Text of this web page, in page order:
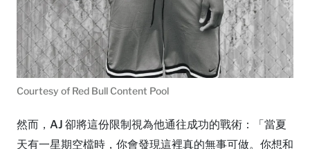
Courtesy of Red Bull Content Pool
然而，AJ 卻將這份限制視為他通往成功的戰術：「當夏
天有一星期空檔時，你會發現這裡真的無事可做。你想和